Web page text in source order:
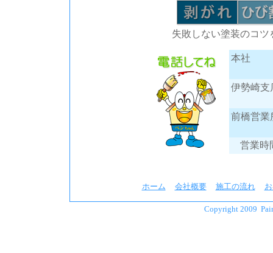
失敗しない塗装のコ
本社
伊勢崎支
前橋営業
営業時
ホーム 会社概要 施工の流れ
Copyright 2009